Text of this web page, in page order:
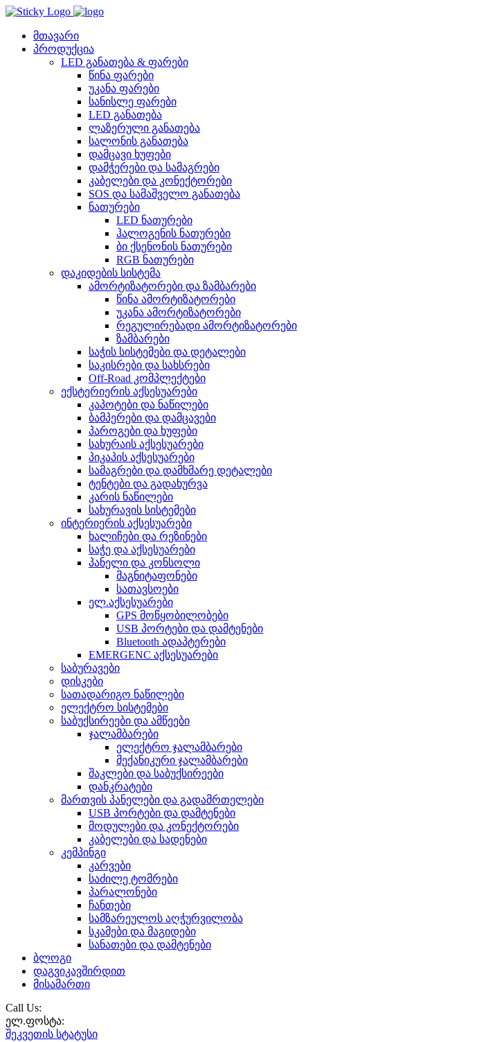
Skip
contentმთავარი
პროდუქცია
LED განათება & ფარები
წინა ფარები
უკანა ფარები
სანისლე ფარები
LED განათება
ლაზერული განათება
სალონის განათება
დამცავი ხუფები
დამჭერები და სამაგრები
კაბელები და კონექტორები
SOS და სამაშველო განათება
ნათურები
LED ნათურები
ჰალოგენის ნათურები
ბი ქსენონის ნათურები
RGB ნათურები
დაკიდების სისტემა
ამორტიზატორები და ზამბარები
წინა ამორტიზატორები
უკანა ამორტიზატორები
რეგულირებადი ამორტიზატორები
ზამბარები
საჭის სისტემები და დეტალები
საკისრები და სახსრები
Off-Road კომპლექტები
ექსტერიერის აქსესუარები
კაპოტები და ნაწილები
ბამპერები და დამცავები
პაროგები და ხუფები
სახურაის აქსესუარები
პიკაპის აქსესუარები
სამაგრები და დამხმარე დეტალები
ტენტები და გადახურვა
კარის ნაწილები
სახურავის სისტემები
ინტერიერის აქსესუარები
ხალიჩები და რეზინები
საჭე და აქსესუარები
პანელი და კონსოლი
მაგნიტაფონები
სათავსოები
ელ.აქსესუარები
GPS მოწყობილობები
USB პორტები და დამტენები
Bluetooth ადაპტერები
EMERGENC აქსესუარები
საბურავები
დისკები
სათადარიგო ნაწილები
ელექტრო სისტემები
საბუქსირეები და ამწეები
ჯალამბარები
ელექტრო ჯალამბარები
მექანიკური ჯალამბარები
შაკლები და საბუქსირეები
დანკრატები
მართვის პანელები და გადამრთელები
USB პორტები და დამტენები
მოდულები და კონექტორები
კაბელები და სადენები
კემპინგი
კარვები
საძილე ტომრები
პარალონები
ჩანთები
სამზარეულოს აღჭურვილობა
სკამები და მაგიდები
სანათები და დამტენები
ბლოგი
დაგვიკავშირდით
მისამართი
Call Us:
ელ.ფოსტა:
შეკვეთის სტატუსი